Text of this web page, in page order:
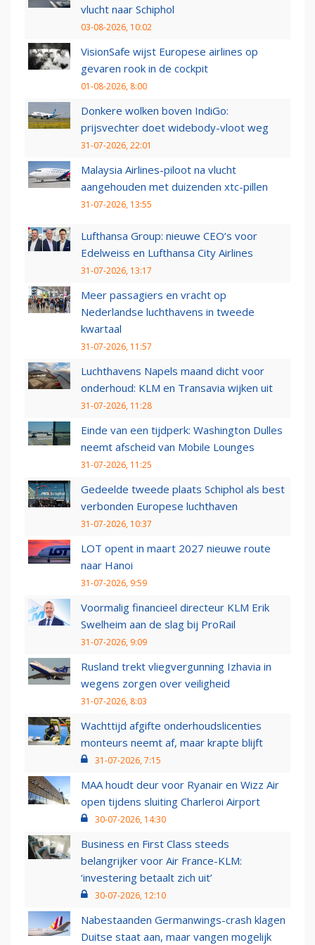
vlucht naar Schiphol
03-08-2026, 10:02
VisionSafe wijst Europese airlines op
gevaren rook in de cockpit
01-08-2026, 8:00
Donkere wolken boven IndiGo:
prijsvechter doet widebody-vloot weg
31-07-2026, 22:01
Malaysia Airlines-piloot na vlucht
aangehouden met duizenden xtc-pillen
31-07-2026, 13:55
Lufthansa Group: nieuwe CEO’s voor
Edelweiss en Lufthansa City Airlines
31-07-2026, 13:17
Meer passagiers en vracht op
Nederlandse luchthavens in tweede
kwartaal
31-07-2026, 11:57
Luchthavens Napels maand dicht voor
onderhoud: KLM en Transavia wijken uit
31-07-2026, 11:28
Einde van een tijdperk: Washington Dulles
neemt afscheid van Mobile Lounges
31-07-2026, 11:25
Gedeelde tweede plaats Schiphol als best
verbonden Europese luchthaven
31-07-2026, 10:37
LOT opent in maart 2027 nieuwe route
naar Hanoi
31-07-2026, 9:59
Voormalig financieel directeur KLM Erik
Swelheim aan de slag bij ProRail
31-07-2026, 9:09
Rusland trekt vliegvergunning Izhavia in
wegens zorgen over veiligheid
31-07-2026, 8:03
Wachttijd afgifte onderhoudslicenties
monteurs neemt af, maar krapte blijft
31-07-2026, 7:15
MAA houdt deur voor Ryanair en Wizz Air
open tijdens sluiting Charleroi Airport
30-07-2026, 14:30
Business en First Class steeds
belangrijker voor Air France-KLM:
‘investering betaalt zich uit’
30-07-2026, 12:10
Nabestaanden Germanwings-crash klagen
Duitse staat aan, maar vangen mogelijk